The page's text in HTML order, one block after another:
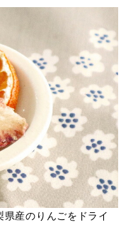
産のりんごをドライ